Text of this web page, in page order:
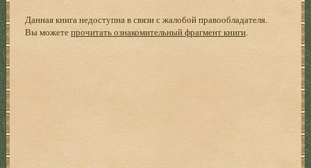
Данная книга недоступна в связи с жалобой правообладателя.
Вы можетепрочитать ознакомительный фрагмент книги.